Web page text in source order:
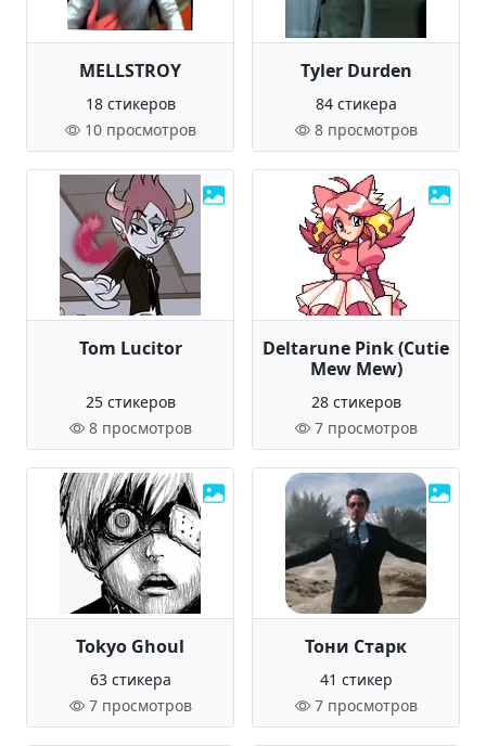
MELLSTROY
18 стикеров
10 просмотров
Tyler Durden
84 стикера
8 просмотров
Tom Lucitor
25 стикеров
8 просмотров
Deltarune Pink (Cutie
Mew Mew)
28 стикеров
7 просмотров
Tokyo Ghoul
63 стикера
7 просмотров
Тони Старк
41 стикер
7 просмотров